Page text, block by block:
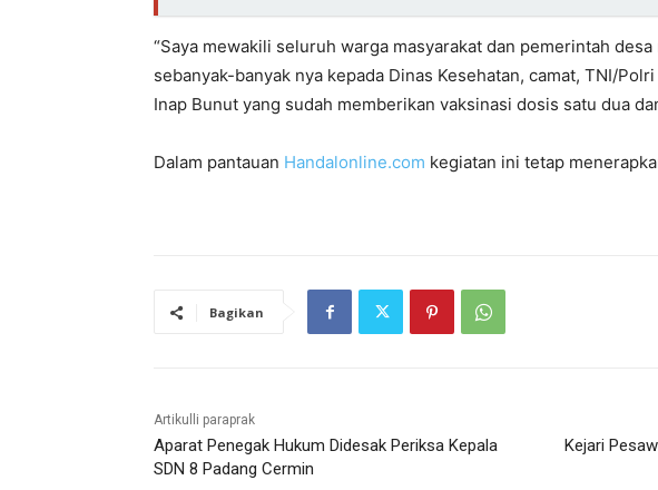
“Saya mewakili seluruh warga masyarakat dan pemerintah
sebanyak-banyak nya kepada Dinas Kesehatan, camat, TNI/
Inap Bunut yang sudah memberikan vaksinasi dosis satu dua
Dalam pantauan Handalonline.com kegiatan ini tetap
Bagikan
Artikulli paraprak
Aparat Penegak Hukum Didesak Periksa Kepala
SDN 8 Padang Cermin
Kejari